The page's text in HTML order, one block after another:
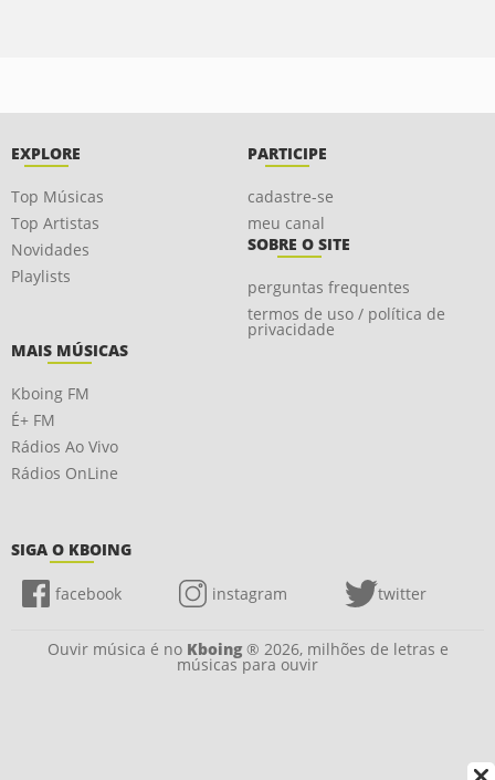
EXPLORE
Top Músicas
Top Artistas
Novidades
Playlists
PARTICIPE
cadastre-se
meu canal
SOBRE O SITE
perguntas frequentes
termos de uso / política de
privacidade
MAIS MÚSICAS
Kboing FM
É+ FM
Rádios Ao Vivo
Rádios OnLine
SIGA O KBOING
facebook instagram twitter
Ouvir música é no Kboing® 2026, milhões de letras e
músicas para ouvir